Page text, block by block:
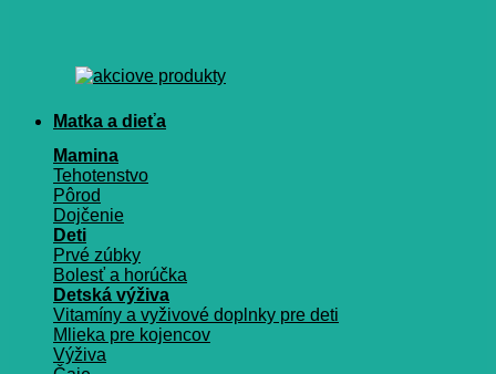
Matka a dieťa
Mamina
Tehotenstvo
Pôrod
Dojčenie
Deti
Prvé zúbky
Bolesť a horúčka
Detská výživa
Vitamíny a vyživové doplnky pre deti
Mlieka pre kojencov
Výživa